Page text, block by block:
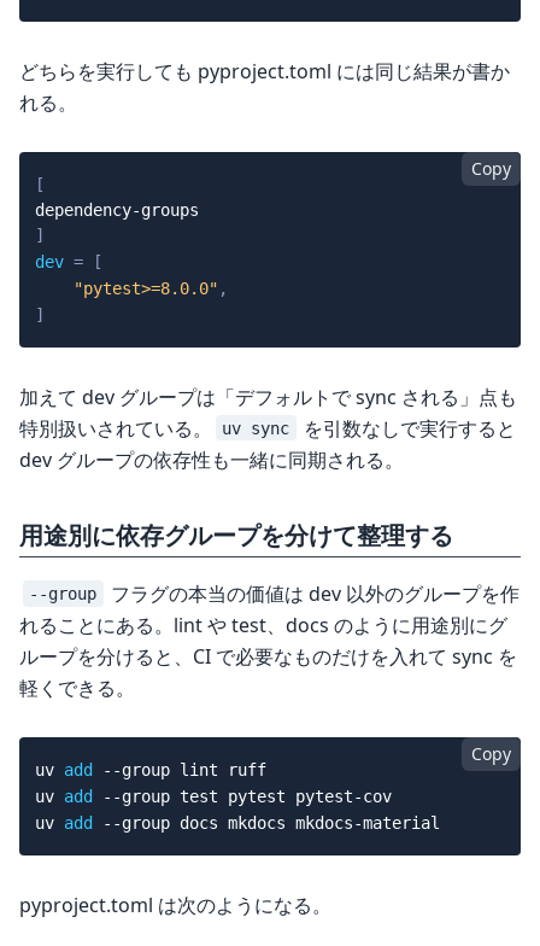
どちらを実行しても pyproject.toml には同じ結果が書か
れる。
Copy
[
dependency-groups
]
dev =
[
"pytest>=8.0.0" ,
]
加えて dev グループは「デフォルトで sync される」点も
特別扱いされている。
uv sync
を引数なしで実行すると
dev グループの依存性も一緒に同期される。
用途別に依存グループを分けて整理する
--group
フラグの本当の価値は dev 以外のグループを作
れることにある。lint や test、docs のように用途別にグ
ループを分けると、CI で必要なものだけを入れて sync を
軽くできる。
Copy
uv add --group lint ruff
uv add --group test pytest pytest-cov
uv add --group
pyproject.toml は次のようになる。